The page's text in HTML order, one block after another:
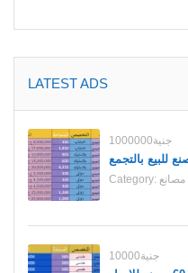
LATEST ADS
1000000جنية
Category: مصانع
10000جنية